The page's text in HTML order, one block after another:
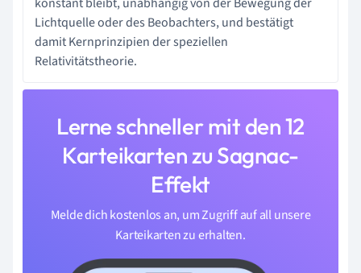
Lichtquelle oder des Beobachters, und bestätigt
damit Kernprinzipien der speziellen
Relativitätstheorie.
Lerne schneller mit den 12
Karteikarten zu Sagnac-
Effekt
Melde dich kostenlos an, um Zugriff auf all unsere
Karteikarten zu erhalten.